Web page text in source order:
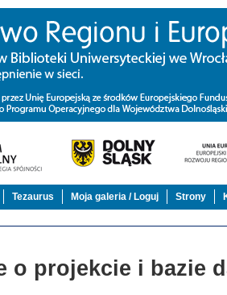
Tezaurus Moja galeria / Loguj Strony
o projekcie i bazie